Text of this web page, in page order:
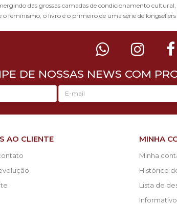
das grossas camadas de condicionamento cultural,
feminismo, o livro é o primeiro de uma série de
DE NOSSAS NEWS COM
AO CLIENTE MINHA
Minha
Histórico
Lista de
Informativo